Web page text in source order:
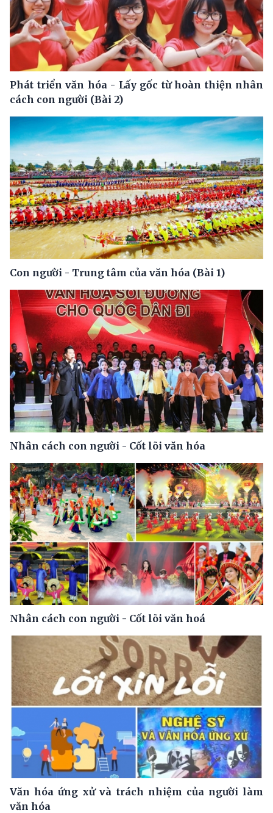
Phát triển văn hóa - Lấy gốc từ hoàn thiện nhân
cách con người (Bài 2)
Con người - Trung tâm của văn hóa (Bài 1)
Nhân cách con người - Cốt lõi văn hóa
Nhân cách con người - Cốt lõi văn hoá
Văn hóa ứng xử và trách nhiệm của người làm
văn hóa